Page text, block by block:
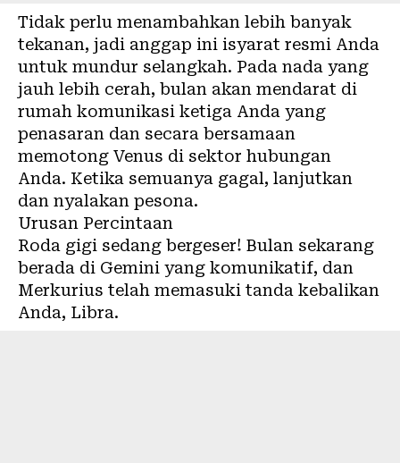
Tidak perlu menambahkan lebih banyak
tekanan, jadi anggap ini isyarat resmi Anda
untuk mundur selangkah. Pada nada yang
jauh lebih cerah, bulan akan mendarat di
rumah komunikasi ketiga Anda yang
penasaran dan secara bersamaan
memotong Venus di sektor hubungan
Anda. Ketika semuanya gagal, lanjutkan
dan nyalakan pesona.
Urusan Percintaan
Roda gigi sedang bergeser! Bulan sekarang
berada di Gemini yang komunikatif, dan
Merkurius telah memasuki tanda kebalikan
Anda, Libra.